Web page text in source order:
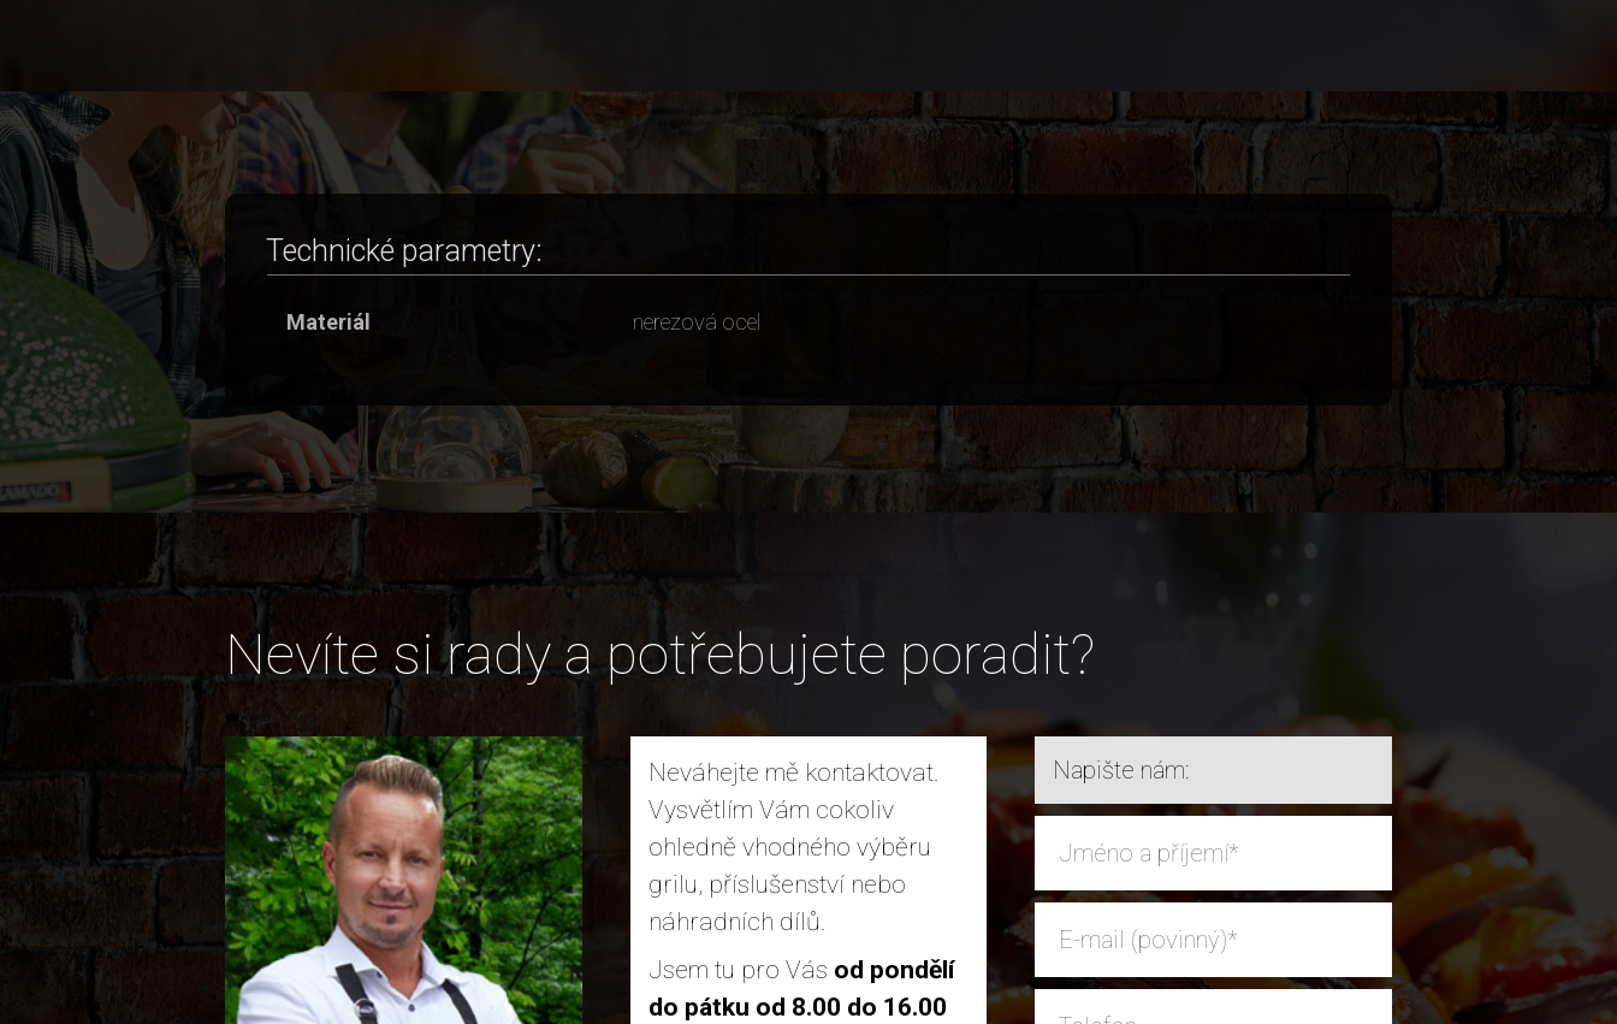
Technické parametry:
Materiál nerezová ocel
Nevíte si rady a potřebujete poradit?
Neváhejte mě kontaktovat.
Vysvětlím Vám cokoliv
ohledně vhodného výběru
grilu, příslušenství nebo
náhradních dílů.
Jsem tu pro Vás od pondělí
do pátku od 8.00 do 16.00
Napište nám: